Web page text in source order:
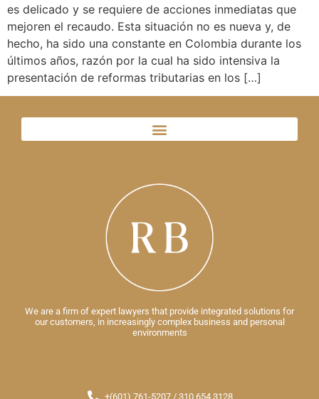
es delicado y se requiere de acciones inmediatas que
mejoren el recaudo. Esta situación no es nueva y, de
hecho, ha sido una constante en Colombia durante los
últimos años, razón por la cual ha sido intensiva la
presentación de reformas tributarias en los […]
We are a firm of expert lawyers that provide integrated solutions for
our customers, in increasingly complex business and personal
environments
+(601) 761-5207 / 310 654 3128